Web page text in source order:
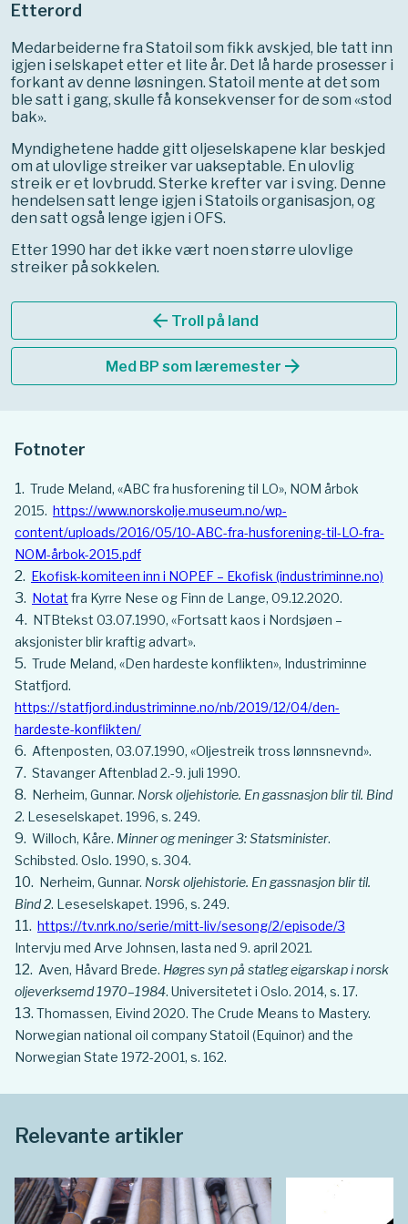
Etterord
Medarbeiderne fra Statoil som fikk avskjed, ble tatt inn
igjen i selskapet etter et lite år. Det lå harde prosesser i
forkant av denne løsningen. Statoil mente at det som
ble satt i gang, skulle få konsekvenser for de som «stod
bak».
Myndighetene hadde gitt oljeselskapene klar beskjed
om at ulovlige streiker var uakseptable. En ulovlig
streik er et lovbrudd. Sterke krefter var i sving. Denne
hendelsen satt lenge igjen i Statoils organisasjon, og
den satt også lenge igjen i OFS.
Etter 1990 har det ikke vært noen større ulovlige
streiker på sokkelen.
arrow_back Troll på land
Med BP som læremester arrow_forward
Fotnoter
Trude Meland, «ABC fra husforening til LO», NOM årbok
2015. https://www.norskolje.museum.no/wp-
content/uploads/2016/05/10-ABC-fra-husforening-til-LO-fra-
NOM-årbok-2015.pdf
Ekofisk-komiteen inn i NOPEF – Ekofisk (industriminne.no)
Notat fra Kyrre Nese og Finn de Lange, 09.12.2020.
NTBtekst 03.07.1990, «Fortsatt kaos i Nordsjøen –
aksjonister blir kraftig advart».
Trude Meland, «Den hardeste konflikten», Industriminne
Statfjord.
https://statfjord.industriminne.no/nb/2019/12/04/den-
hardeste-konflikten/
Aftenposten, 03.07.1990, «Oljestreik tross lønnsnevnd».
Stavanger Aftenblad 2.-9. juli 1990.
Nerheim, Gunnar. Norsk oljehistorie. En gassnasjon blir til. Bind
2. Leseselskapet. 1996, s. 249.
Willoch, Kåre. Minner og meninger 3: Statsminister.
Schibsted. Oslo. 1990, s. 304.
Nerheim, Gunnar. Norsk oljehistorie. En gassnasjon blir til.
Bind 2. Leseselskapet. 1996, s. 249.
https://tv.nrk.no/serie/mitt-liv/sesong/2/episode/3
Intervju med Arve Johnsen, lasta ned 9. april 2021.
Aven, Håvard Brede. Høgres syn på statleg eigarskap i norsk
oljeverksemd 1970–1984. Universitetet i Oslo. 2014, s. 17.
Thomassen, Eivind 2020. The Crude Means to Mastery.
Norwegian national oil company Statoil (Equinor) and the
Norwegian State 1972-2001, s. 162.
Relevante artikler